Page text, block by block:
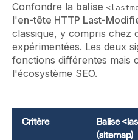
Confondre la balise
l'en-tête HTTP Last-
classique, y compris chez
expérimentées. Les deux
fonctions différentes mais
l'écosystème SEO.
Critère
Balise
(sitemap)